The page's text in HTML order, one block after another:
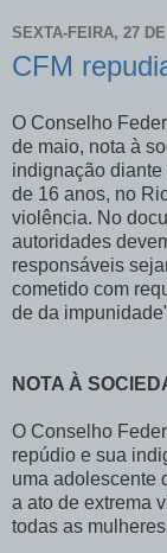
SEXTA-FEIRA, 27
CFM
O Conselho
de maio, nota à
indignação
de 16 anos, no
violência. No
autoridades
responsáveis
cometido com
de da
NOTA À
O Conselho
repúdio e sua
uma adolescente
a ato de extrema
todas as